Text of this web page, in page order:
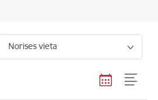
Norises vieta